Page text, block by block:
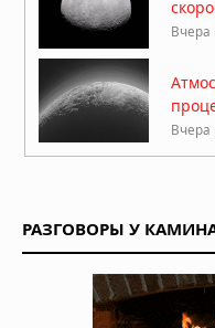
Вчера
Вчера
РАЗГОВОРЫ У